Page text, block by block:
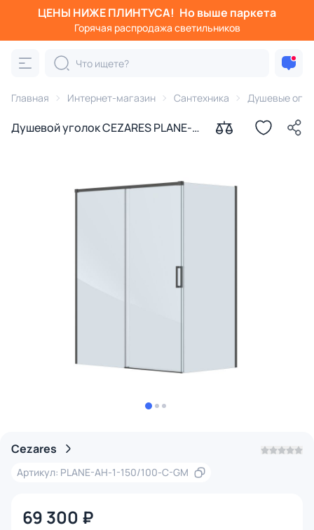
ЦЕНЫ НИЖЕ ПЛИНТУСА! Но выше паркета
Горячая распродажа светильников
Главная Интернет-магазин Сантехника Душевые
Душевой уголок CEZARES PLANE-
Cezares
Артикул: PLANE-AH-1-150/100-C-GM
69 300 ₽